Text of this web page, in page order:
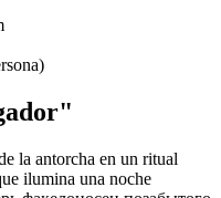
la antorcha en un ritual
ilumina una noche